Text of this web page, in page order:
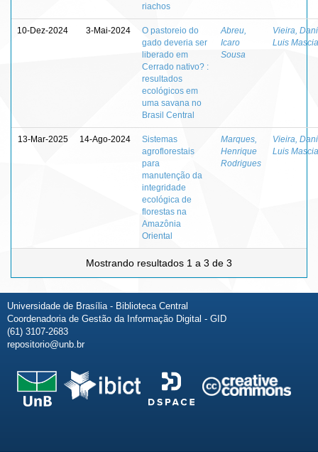
riachos
10-Dez-2024 3-Mai-2024
O pastoreio do
gado deveria ser
liberado em
Cerrado nativo? :
resultados
ecológicos em
uma savana no
Brasil Central
Abreu,
Icaro
Sousa
Vieira,
Luis Mascia
13-Mar-2025 14-Ago-2024
Sistemas
agroflorestais
para
manutenção da
integridade
ecológica de
florestas na
Amazônia
Oriental
Marques,
Henrique
Rodrigues
Vieira,
Luis Mascia
Mostrando resultados 1 a 3 de 3
Universidade de Brasília - Biblioteca Central
Coordenadoria de Gestão da Informação Digital - GID
(61) 3107-2683
repositorio@unb.br